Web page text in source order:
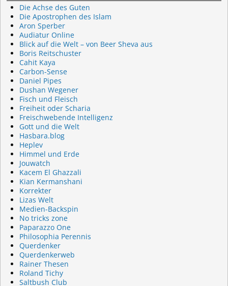
Die Achse des Guten
Die Apostrophen des Islam
Aron Sperber
Audiatur Online
Blick auf die Welt – von Beer Sheva aus
Boris Reitschuster
Cahit Kaya
Carbon-Sense
Daniel Pipes
Dushan Wegener
Fisch und Fleisch
Freiheit oder Scharia
Freischwebende Intelligenz
Gott und die Welt
Hasbara.blog
Heplev
Himmel und Erde
Jouwatch
Kacem El Ghazzali
Kian Kermanshani
Korrekter
Lizas Welt
Medien-Backspin
No tricks zone
Paparazzo One
Philosophia Perennis
Querdenker
Querdenkerweb
Rainer Thesen
Roland Tichy
Saltbush Club